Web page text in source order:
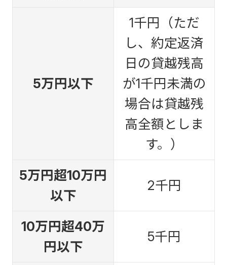
5万円以下
1千円（ただ
し、約定返済
日の貸越残高
が1千円未満の
場合は貸越残
高全額としま
す。）
5万円超10万円
以下
2千円
10万円超40万
円以下
5千円